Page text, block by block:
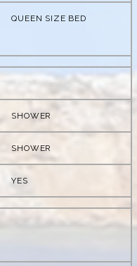
QUEEN SIZE BED
SHOWER
SHOWER
YES